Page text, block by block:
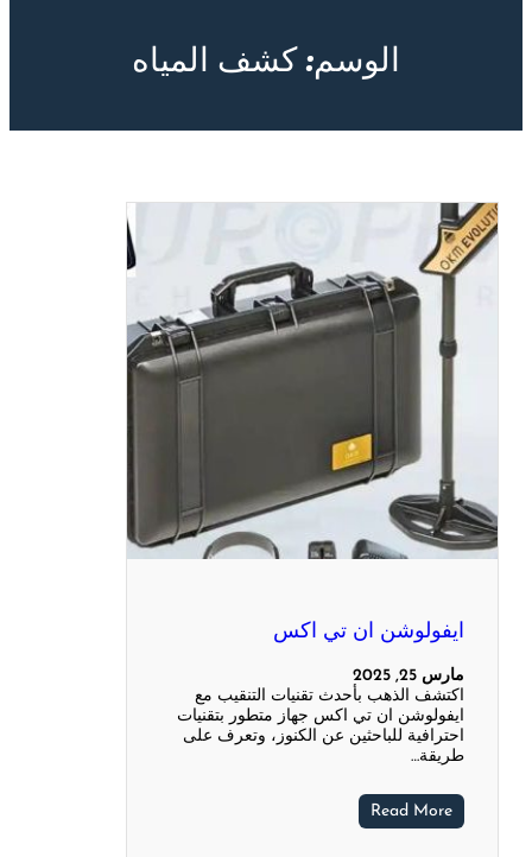
الوسم:كشف المياه
ايفولوشن ان تي اكس
مارس 25, 2025
اكتشف الذهب بأحدث تقنيات التنقيب مع
ايفولوشن ان تي اكس جهاز متطور بتقنيات
احترافية للباحثين عن الكنوز، وتعرف على
طريقة…
Read More